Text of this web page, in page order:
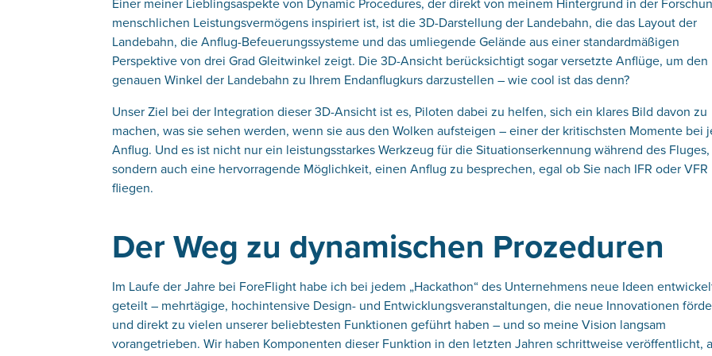
menschlichen Leistungsvermögens inspiriert ist, ist die 3D-Darstellung der Landebahn, die das Layout der
Landebahn, die Anflug-Befeuerungssysteme und das umliegende Gelände aus einer standardmäßigen
Perspektive von drei Grad Gleitwinkel zeigt. Die 3D-Ansicht berücksichtigt sogar versetzte Anflüge, um den
genauen Winkel der Landebahn zu Ihrem Endanflugkurs darzustellen – wie cool ist das denn?
Unser Ziel bei der Integration dieser 3D-Ansicht ist es, Piloten dabei zu helfen, sich ein klares Bild davon zu
machen, was sie sehen werden, wenn sie aus den Wolken aufsteigen – einer der kritischsten Momente bei
Anflug. Und es ist nicht nur ein leistungsstarkes Werkzeug für die Situationserkennung während des Fluges,
sondern auch eine hervorragende Möglichkeit, einen Anflug zu besprechen, egal ob Sie nach IFR oder VFR
fliegen.
Der Weg zu dynamischen Prozeduren
Im Laufe der Jahre bei ForeFlight habe ich bei jedem „Hackathon“ des Unternehmens neue Ideen
geteilt – mehrtägige, hochintensive Design- und Entwicklungsveranstaltungen, die neue Innovationen
und direkt zu vielen unserer beliebtesten Funktionen geführt haben – und so meine Vision langsam
vorangetrieben. Wir haben Komponenten dieser Funktion in den letzten Jahren schrittweise veröffentlicht,